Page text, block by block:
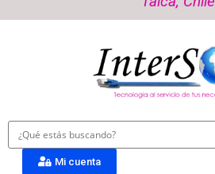
Mi cuenta